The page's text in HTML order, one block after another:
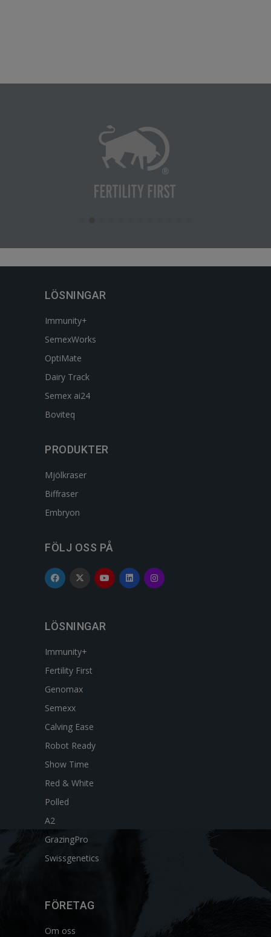
LÖSNINGAR
Immunity+
SemexWorks
OptiMate
Dairy Track
Semex ai24
Boviteq
PRODUKTER
Mjölkraser
Biffraser
Embryon
FÖLJ OSS PÅ
LÖSNINGAR
Immunity+
Fertility First
Genomax
Semexx
Calving Ease
Robot Ready
Show Time
Red & White
Polled
A2
GrazingPro
Swissgenetics
FÖRETAG
Om oss